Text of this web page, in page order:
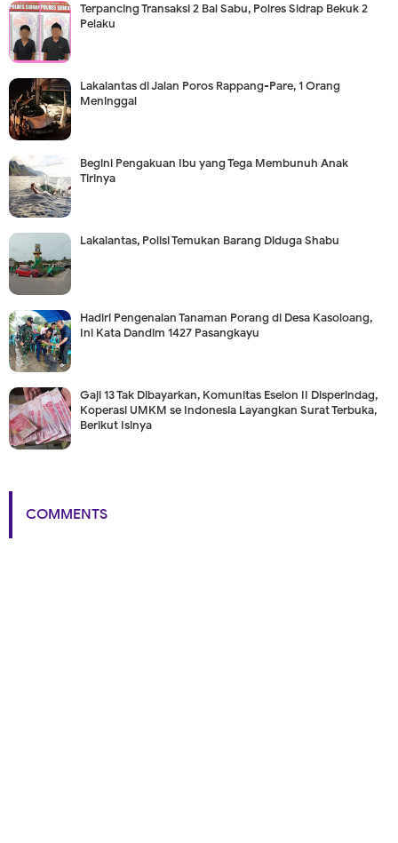
Terpancing Transaksi 2 Bal Sabu, Polres Sidrap Bekuk 2
Pelaku
Lakalantas di Jalan Poros Rappang-Pare, 1 Orang
Meninggal
Begini Pengakuan Ibu yang Tega Membunuh Anak
Tirinya
Lakalantas, Polisi Temukan Barang Diduga Shabu
Hadiri Pengenalan Tanaman Porang di Desa Kasoloang,
Ini Kata Dandim 1427 Pasangkayu
Gaji 13 Tak Dibayarkan, Komunitas Eselon II Disperindag,
Koperasi UMKM se Indonesia Layangkan Surat Terbuka,
Berikut Isinya
COMMENTS